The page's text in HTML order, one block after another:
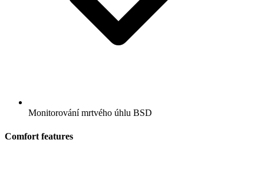
Monitorování mrtvého úhlu BSD
Comfort features